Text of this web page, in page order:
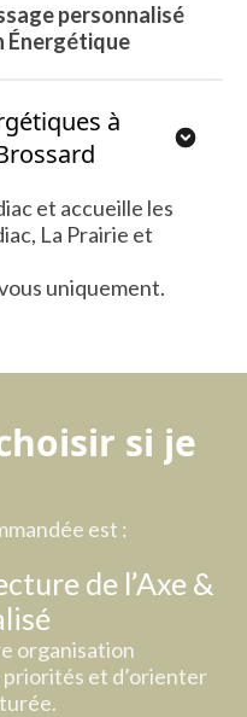
personnalisé
Énergétique
à
et accueille les
La Prairie et
uniquement.
si je
est :
de l’Axe &
organisation
et d’orienter